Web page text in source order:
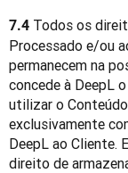
7.4 Todos os
Processado e/ou
permanecem na
concede à DeepL
utilizar o
exclusivamente
DeepL ao Cliente.
direito de